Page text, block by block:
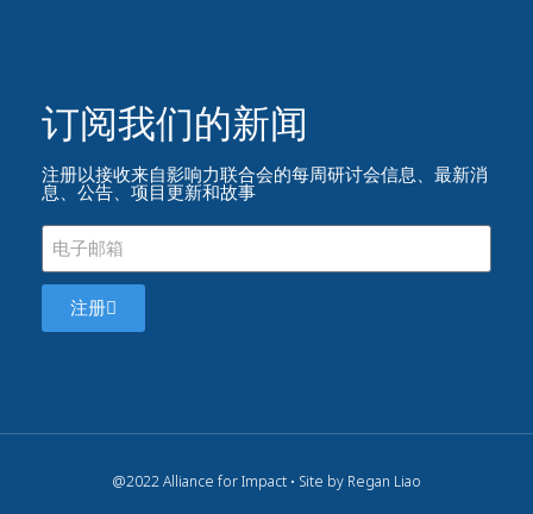
订阅我们的新闻​
注册以接收来自影响力联合会的每周研讨会信息、最新消
息、公告、项目更新和故事
注册
@2022 Alliance for Impact • Site by Regan Liao